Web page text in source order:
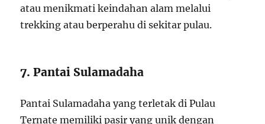
atau menikmati keindahan alam melalui
trekking atau berperahu di sekitar pulau.
7. Pantai Sulamadaha
Pantai Sulamadaha yang terletak di Pulau
Ternate memiliki pasir yang unik dengan